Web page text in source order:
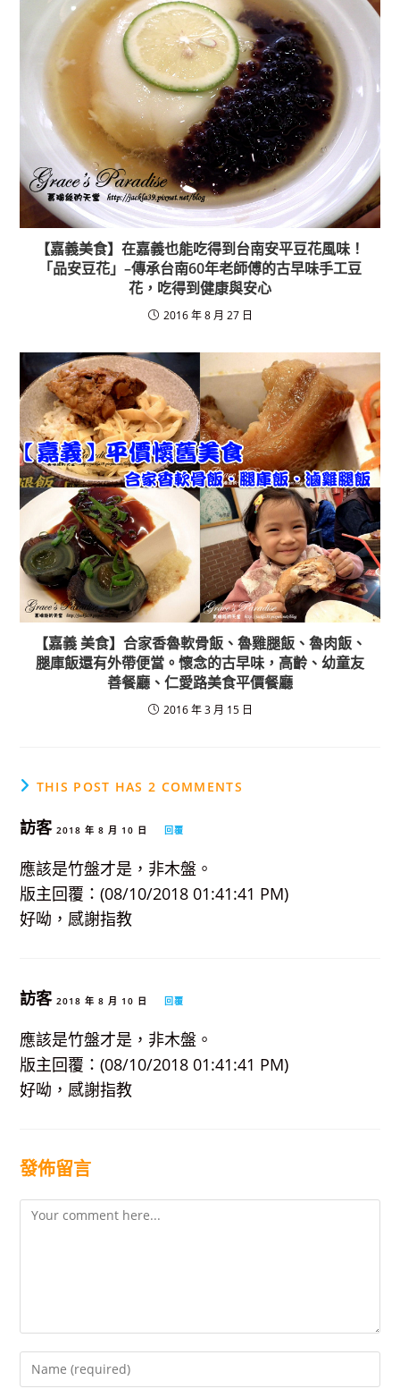
【嘉義美食】在嘉義也能吃得到台南安平豆花風味！
「品安豆花」–傳承台南60年老師傅的古早味手工豆
花，吃得到健康與安心
2016 年 8 月 27 日
【嘉義 美食】合家香魯軟骨飯、魯雞腿飯、魯肉飯、
腿庫飯還有外帶便當。懷念的古早味，高齡、幼童友
善餐廳、仁愛路美食平價餐廳
2016 年 3 月 15 日
THIS POST HAS 2 COMMENTS
訪客2018 年 8 月 10 日 回覆
應該是竹盤才是，非木盤。
版主回覆：(08/10/2018 01:41:41 PM)
好呦，感謝指教
訪客2018 年 8 月 10 日 回覆
應該是竹盤才是，非木盤。
版主回覆：(08/10/2018 01:41:41 PM)
好呦，感謝指教
發佈留言
Comment
your